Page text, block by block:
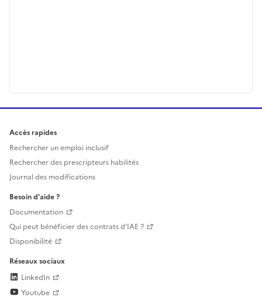
Accès rapides
Rechercher un emploi inclusif
Rechercher des prescripteurs habilités
Journal des modifications
Besoin d'aide ?
Documentation
Qui peut bénéficier des contrats d'IAE ?
Disponibilité
Réseaux sociaux
LinkedIn
Youtube